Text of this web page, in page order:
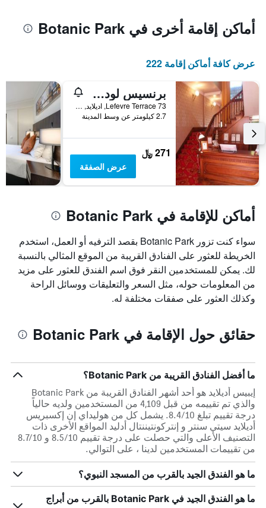
أماكن إقامة أخرى في Botanic Park
عرض كافة أماكن إقامة 222
برنسيس لودج موتل
73 Lefevre Terrace, اديلايد, SA, أستراليا
2.7 كيلومتر عن وسط المدينة
271 ﷼
عرض الصفقة
أماكن للإقامة في Botanic Park
سواء كنت تزور Botanic Park بقصد الترفيه أو العمل، استخدم
الخريطة للعثور على الفنادق القريبة من الموقع المثالي بالنسبة
لك. يمكن للمستخدمين النقر فوق اسم الفندق للعثور على مزيد
من المعلومات حوله، مثل السعر والتعليقات ووسائل الراحة
وكذلك العثور على صفقات مختلفة له.
حقائق حول الإقامة في Botanic Park
ما أفضل الفنادق القريبة من Botanic Park؟
إيبيس أديلايد هو أحد أشهر الفنادق القريبة من Botanic Park
والذي تم تقييمه من قبل 4,109 من المستخدمين ولديه حالياً
درجة تقييم تبلغ 8.4/10. يشمل كل من هوليداي إن إكسبريس
أديلايد سيتي سنتر و إنتركونتيننتال أدليد المواقع الأخرى ذات
التصنيف الأعلى والتي حصلت على درجة تقييم 8.5/10 و 8.7/10
من تقييمات المستخدمين لدينا ، على التوالي.
ما هو الفندق الجيد بالقرب من المسجد النبوي؟
ما هو الفندق الجيد في Botanic Park بالقرب من أبراج